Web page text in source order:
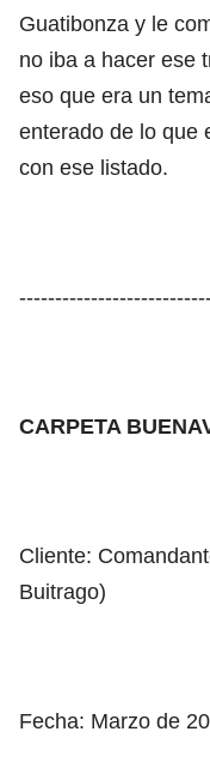
Guatibonza y le
no iba a hacer ese
eso que era un
enterado de lo que
con ese listado.
CARPETA
Cliente:
Buitrago)
Fecha: Marzo de